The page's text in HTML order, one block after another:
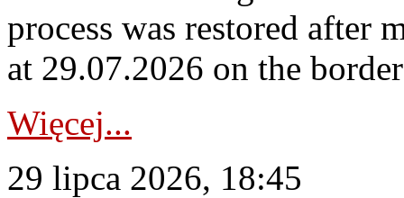
process was restored after
at 29.07.2026 on the
Więcej...
29 lipca 2026, 18:45